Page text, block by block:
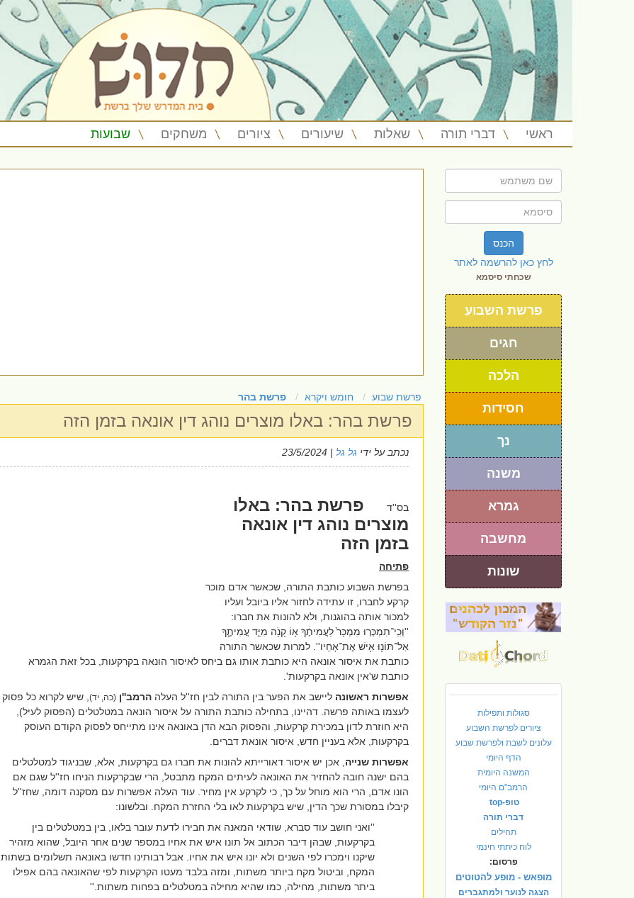
ראשי דברי תורה שאלות שיעורים ציורים משחקים שבועות
הכנס
לחץ כאן להרשמה לאתר
שכחתי סיסמא
פרשת השבוע
חגים
הלכה
חסידות
נך
משנה
גמרא
מחשבה
שונות
סגולות ותפילות
ציורים לפרשת השבוע
עלונים לשבת ולפרשת שבוע
הדף היומי
המשנה היומית
הרמב"ם היומי
טופ-top
דברי תורה
תהילים
לוח כיתתי חינמי
פרסום:
מופאש - מופע להטוטים
הצגה לנוער ולמתגברים
פרשת שבוע חומש ויקרא פרשת בהר
פרשת בהר: באלו מוצרים נוהג דין אונאה בזמן הזה
נכתב על ידי גל גל | 23/5/2024
בס''ד
פרשת בהר: באלו
מוצרים נוהג דין אונאה
בזמן הזה
פתיחה
בפרשת השבוע כותבת התורה, שכאשר אדם מוכר
קרקע לחברו, זו עתידה לחזור אליו ביובל ועליו
למכור אותה בהוגנות, ולא להונות את חברו:
''וְכִֽי־תִמְכְּר֤וּ מִמְכָּר֙ לַעֲמִיתֶ֔ךָ א֥וֹ קָנֹ֖ה מִיַּ֣ד עֲמִיתֶ֑ךָ
אַל־תּוֹנ֖וּ אִ֥ישׁ אֶת־אָחִֽיו''. למרות שכאשר התורה
כותבת את איסור אונאה היא כותבת אותו גם ביחס לאיסור הונאה בקרקעות, בכל זאת הגמרא
כותבת ש'אין אונאה בקרקעות'.
אפשרות ראשונה ליישב את הפער בין התורה לבין חז''ל העלה הרמב''ן (כה, יד) , שיש לקרוא כל פסוק
לעצמו באותה פרשה. דהיינו, בתחילה כותבת התורה על איסור הונאה במטלטלים (הפסוק לעיל),
היא חוזרת לדון במכירת קרקעות, והפסוק הבא הדן באונאה אינו מתייחס לפסוק הקודם העוסק
בקרקעות, אלא בעניין חדש, איסור אונאת דברים.
אפשרות שנייה , אכן יש איסור דאורייתא להונות את חברו גם בקרקעות, אלא, שבניגוד למטלטלים
בהם ישנה חובה להחזיר את האונאה לעיתים המקח מתבטל, הרי שבקרקעות הניחו חז''ל שגם אם
הונו אדם, הרי הוא מוחל על כך, כי לקרקע אין מחיר. עוד העלה אפשרות עם מסקנה דומה, שחז''ל
קיבלו במסורת שכך הדין, שיש בקרקעות לאו בלי החזרת המקח. ובלשונו:
''ואני חושב עוד סברא, שודאי המאנה את חבירו לדעת עובר בלאו, בין במטלטלים בין
בקרקעות, שבהן דיבר הכתוב אל תונו איש את אחיו במספר שנים אחר היובל, שהוא מזהיר
שיקנו וימכרו לפי השנים ולא יונו איש את אחיו. אבל רבותינו חדשו באונאה תשלומים בשתות
המקח, וביטול מקח ביותר משתות, ומזה בלבד מעטו הקרקעות לפי שהאונאה בהם אפילו
ביתר משתות, מחילה, כמו שהיא מחילה במטלטלים בפחות משתות .''